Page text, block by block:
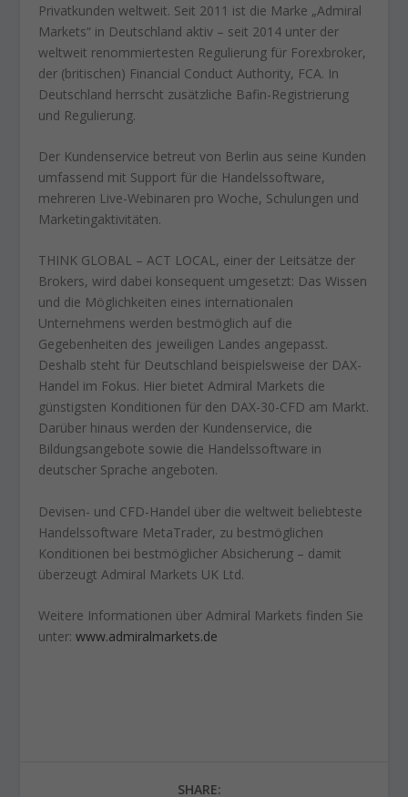
Privatkunden weltweit. Seit 2011 ist die Marke „Admiral
Markets“ in Deutschland aktiv – seit 2014 unter der
weltweit renommiertesten Regulierung für Forexbroker,
der (britischen) Financial Conduct Authority, FCA. In
Deutschland herrscht zusätzliche Bafin-Registrierung
und Regulierung.
Der Kundenservice betreut von Berlin aus seine Kunden
umfassend mit Support für die Handelssoftware,
mehreren Live-Webinaren pro Woche, Schulungen und
Marketingaktivitäten.
THINK GLOBAL – ACT LOCAL, einer der Leitsätze der
Brokers, wird dabei konsequent umgesetzt: Das Wissen
und die Möglichkeiten eines internationalen
Unternehmens werden bestmöglich auf die
Gegebenheiten des jeweiligen Landes angepasst.
Deshalb steht für Deutschland beispielsweise der DAX-
Handel im Fokus. Hier bietet Admiral Markets die
günstigsten Konditionen für den DAX-30-CFD am Markt.
Darüber hinaus werden der Kundenservice, die
Bildungsangebote sowie die Handelssoftware in
deutscher Sprache angeboten.
Devisen- und CFD-Handel über die weltweit beliebteste
Handelssoftware MetaTrader, zu bestmöglichen
Konditionen bei bestmöglicher Absicherung – damit
überzeugt Admiral Markets UK Ltd.
Weitere Informationen über Admiral Markets finden Sie
unter:www.admiralmarkets.de
SHARE: